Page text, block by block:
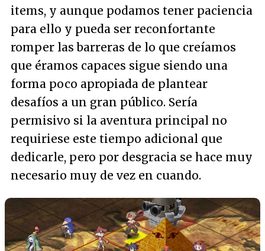
items, y aunque podamos tener paciencia
para ello y pueda ser reconfortante
romper las barreras de lo que creíamos
que éramos capaces sigue siendo una
forma poco apropiada de plantear
desafíos a un gran público. Sería
permisivo si la aventura principal no
requiriese este tiempo adicional que
dedicarle, pero por desgracia se hace muy
necesario muy de vez en cuando.